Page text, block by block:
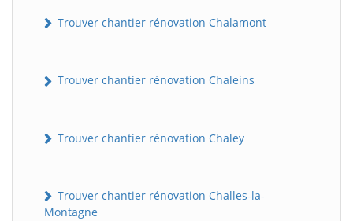
Trouver chantier rénovation Chalamont
Trouver chantier rénovation Chaleins
Trouver chantier rénovation Chaley
Trouver chantier rénovation Challes-la-
Montagne